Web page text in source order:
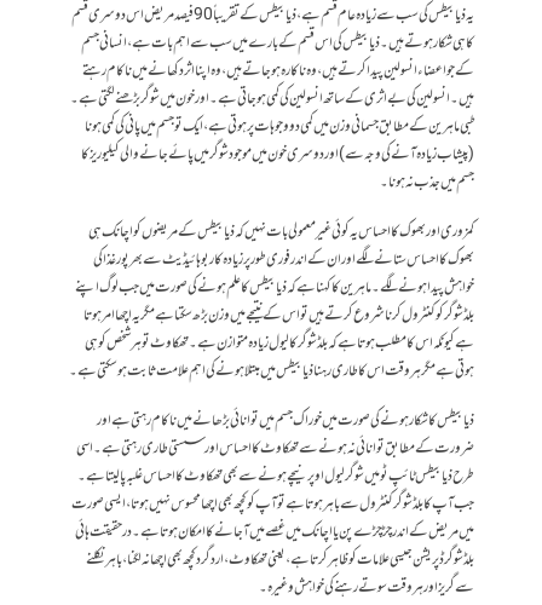
یہ ذیابیطس کی سب سے زیادہ عام قسم ہے ،ذیابیطس کے تقریباً 90 فیصد مریض اس دوسری قسم
کا ہی شکار ہوتے ہیں۔ذیابیطس کی اس قسم کے بارے میں سب سے اہم بات ہے، انسانی جسم
کے جو اعضاء انسولین پیدا کرتے ہیں ، وہ ناکارہ ہو جاتے ہیں، وہ اپنا اثر دکھانے میں ناکام رہتے
ہیں ۔انسولین کی بے ا ثری کے ساتھ انسولین کی کمی ہو جاتی ہے ۔ اور خون میں شوگر بڑھنے لگتی ہے ۔
طبی ماہرین کے مطابق جسمانی وزن میں کمی دو وجوہات پر ہوتی ہے، ایک تو جسم میں پانی کی کمی ہونا
(پیشاب زیادہ آنے کی وجہ سے) اور دوسری خون میں موجود شوگر میں پائے جانے والی کیلیوریز کا
جسم میں جذب نہ ہونا۔
کمزوری اور بھوک کا احساس یہ کوئی غیرمعمولی بات نہیں کہ ذیابیطس کے مریضوں کو اچانک ہی
بھوک کا احساس ستانے لگے اور ان کے اندر فوری طور پر زیادہ کاربوہائیڈیٹ سے بھرپور غذا کی
خواہش پیدا ہونے لگے۔ماہرین کا کہنا ہے کہ ذیابیطس کا علم ہونے کی صورت میں جب لوگ اپنے
بلڈ شوگر کو کنٹرول کرنا شروع کرتے ہیں تو اس کے نتیجے میں وزن بڑھ سکتا ہے مگر یہ اچھا امر ہوتا
ہے کیونکہ اس کا مطلب ہوتا ہے کہ بلڈ شوگر کا لیول زیادہ متوازن ہے۔ تھکاوٹ تو ہر شخص کو ہی
ہوتی ہے مگر ہر وقت اس کا طاری رہنا ذیابیطس میں مبتلا ہونے کی اہم علامت ثابت ہوسکتی ہے۔
ذیابیطس کا شکار ہونے کی صورت میں خوراک جسم میں توانائی بڑھانے میں ناکام رہتی ہے اور
ضرورت کے مطابق توانائی نہ ہونے سے تھکاوٹ کا احساس اور سستی طاری رہتی ہے۔ اسی
طرح ذیابیطس ٹائپ ٹو میں شوگر لیول اوپر نیچے ہونے سے بھی تھکاوٹ کا احساس غلبہ پالیتا ہے۔
جب آپ کا بلڈ شوگر کنٹرول سے باہر ہوتا ہے تو آپ کو کچھ بھی اچھا محسوس نہیں ہوتا، ایسی صورت
میں مریض کے اندر چڑچڑے پن یا اچانک میں غصے میں آجانے کا امکان ہوتا ہے۔ درحقیقت ہائی
بلڈ شوگر ڈپریشن جیسی علامات کو ظاہر کرتا ہے، یعنی تھکاوٹ، اردگرد کچھ بھی اچھا نہ لگنا، باہر نکلنے
سے گریز اور ہر وقت سوتے رہنے کی خواہش وغیرہ۔